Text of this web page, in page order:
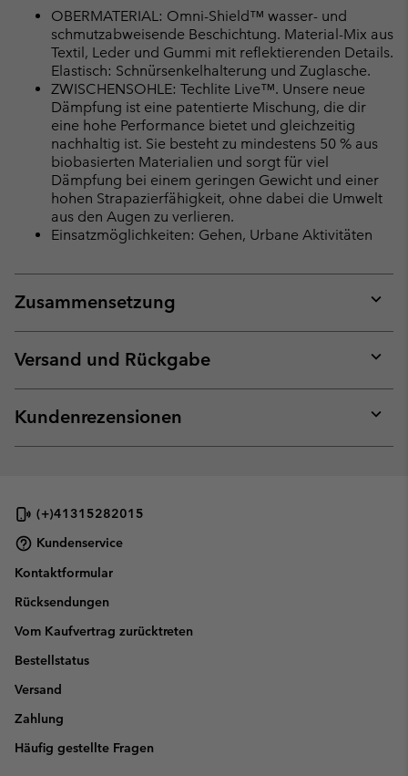
OBERMATERIAL: Omni-Shield™ wasser- und
schmutzabweisende Beschichtung. Material-Mix aus
Textil, Leder und Gummi mit reflektierenden Details.
Elastisch: Schnürsenkelhalterung und Zuglasche.
ZWISCHENSOHLE: Techlite Live™. Unsere neue
Dämpfung ist eine patentierte Mischung, die dir
eine hohe Performance bietet und gleichzeitig
nachhaltig ist. Sie besteht zu mindestens 50 % aus
biobasierten Materialien und sorgt für viel
Dämpfung bei einem geringen Gewicht und einer
hohen Strapazierfähigkeit, ohne dabei die Umwelt
aus den Augen zu verlieren.
Einsatzmöglichkeiten: Gehen, Urbane Aktivitäten
Zusammensetzung
or
Versand und Rückgabe
or
Kundenrezensionen
or
(+)41315282015
Kundenservice
Kontaktformular
Rücksendungen
Vom Kaufvertrag zurücktreten
Bestellstatus
Versand
Zahlung
Häufig gestellte Fragen